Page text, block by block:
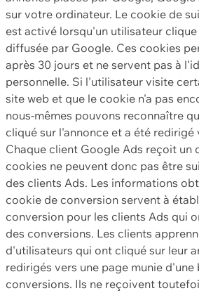
sur votre ordinateur. Le cookie de
est activé lorsqu'un utilisateur clique
diffusée par Google. Ces cookies
après 30 jours et ne servent pas à
personnelle. Si l'utilisateur visite
site web et que le cookie n'a pas
nous-mêmes pouvons reconnaître
cliqué sur l'annonce et a été redirigé
Chaque client Google Ads reçoit un
cookies ne peuvent donc pas être
des clients Ads. Les informations
cookie de conversion servent à
conversion pour les clients Ads qui
des conversions. Les clients
d'utilisateurs qui ont cliqué sur leur
redirigés vers une page munie d'une
conversions. Ils ne reçoivent